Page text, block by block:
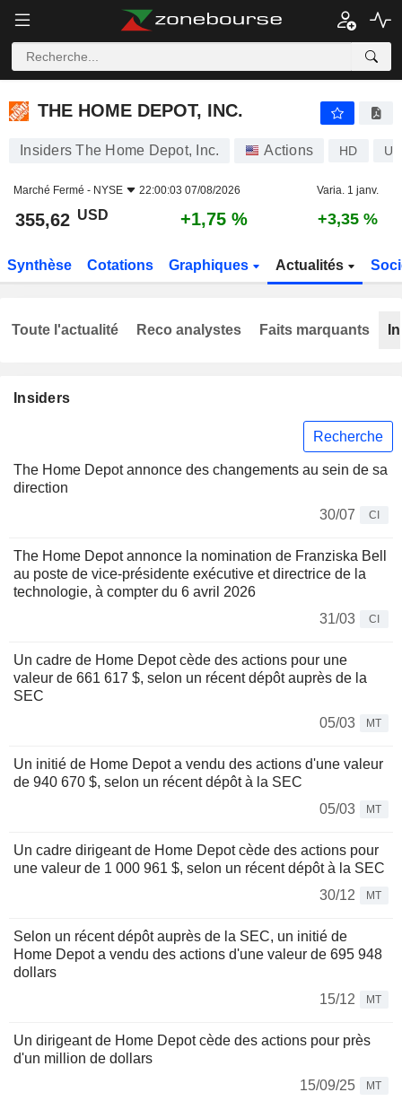
THE HOME DEPOT, INC.
THE HOME DEPOT, INC.
Insiders The Home Depot, Inc. Actions HD
Marché Fermé - NYSE 22:00:03 07/08/2026 Varia. 1 janv.
355,62 USD +1,75 % +3,35 %
Synthèse Cotations Graphiques Actualités
Insiders
Recherche
The Home Depot annonce des changements au sein de sa
direction
30/07
CI
The Home Depot annonce la nomination de Franziska Bell
au poste de vice-présidente exécutive et directrice de la
technologie, à compter du 6 avril 2026
31/03
CI
Un cadre de Home Depot cède des actions pour une
valeur de 661 617 $, selon un récent dépôt auprès de la
SEC
05/03
MT
Un initié de Home Depot a vendu des actions d'une valeur
de 940 670 $, selon un récent dépôt à la SEC
05/03
MT
Un cadre dirigeant de Home Depot cède des actions pour
une valeur de 1 000 961 $, selon un récent dépôt à la SEC
30/12
MT
Selon un récent dépôt auprès de la SEC, un initié de
Home Depot a vendu des actions d'une valeur de 695 948
dollars
15/12
MT
Un dirigeant de Home Depot cède des actions pour près
d'un million de dollars
15/09/25
MT
Toute l'actualité Reco analystes Faits marquants